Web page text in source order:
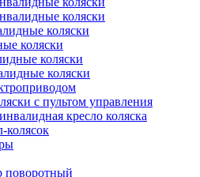
коляски
коляски
коляски
коляски
коляски
с пультом управления
кресло коляска
колясок
поворотный